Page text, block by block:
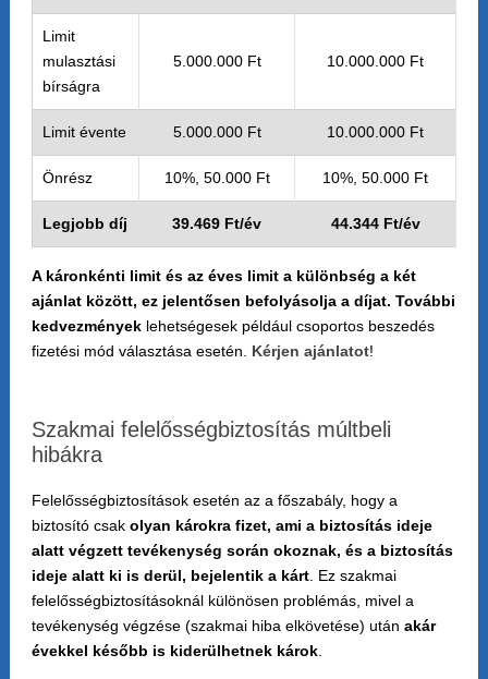
Limit
mulasztási
bírságra
5.000.000 Ft 10.000.000 Ft
Limit évente 5.000.000 Ft 10.000.000 Ft
Önrész 10%, 50.000 Ft 10%, 50.000 Ft
Legjobb díj 39.469 Ft/év 44.344 Ft/év
A káronkénti limit és az éves limit a különbség a két
ajánlat között, ez jelentősen befolyásolja a díjat. További
kedvezmények lehetségesek például csoportos beszedés
fizetési mód választása esetén. Kérjen ajánlatot!
Szakmai felelősségbiztosítás múltbeli
hibákra
Felelősségbiztosítások esetén az a főszabály, hogy a
biztosító csak olyan károkra fizet, ami a biztosítás ideje
alatt végzett tevékenység során okoznak, és a biztosítás
ideje alatt ki is derül, bejelentik a kárt . Ez szakmai
felelősségbiztosításoknál különösen problémás, mivel a
tevékenység végzése (szakmai hiba elkövetése) után akár
évekkel később is kiderülhetnek károk